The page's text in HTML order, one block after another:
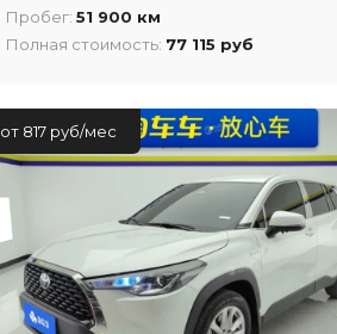
Пробег: 51 900 км
Полная стоимость: 77 115 руб
от 817 руб/мес